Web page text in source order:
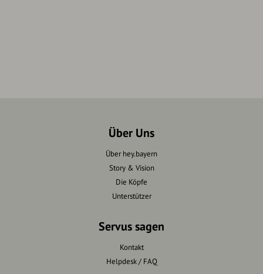
Über Uns
Über hey.bayern
Story & Vision
Die Köpfe
Unterstützer
Servus sagen
Kontakt
Helpdesk / FAQ